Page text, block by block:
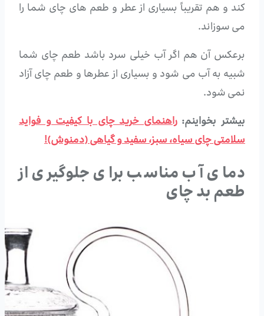
کند و هم تقریباً بسیاری از عطر و طعم های چای شما را
می سوزاند.
برعکس آن هم اگر آب خیلی سرد باشد طعم چای شما
شبیه به آب می شود و بسیاری از عطرها و طعم چای آزاد
نمی شود.
بیشتر بخواینم:راهنمای خرید چای با کیفیت و فواید
سلامتی چای سیاه، سبز، سفید و گیاهی (دمنوش)!
دمای آب مناسب برای جلوگیری از
طعم بد چای